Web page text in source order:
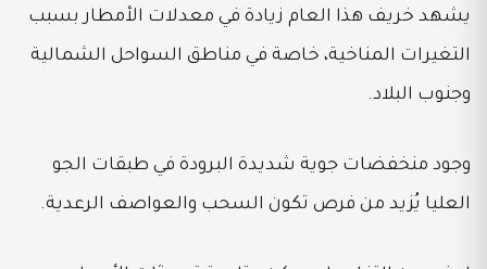
يشهد خريف هذا العام زيادة في معدلات الأمطار بسبب
التغيرات المناخية، خاصة في مناطق السواحل الشمالية
وجنوب البلاد.
وجود منخفضات جوية شديدة البرودة في طبقات الجو
العليا يُزيد من فرص تكون السحب والعواصف الرعدية.